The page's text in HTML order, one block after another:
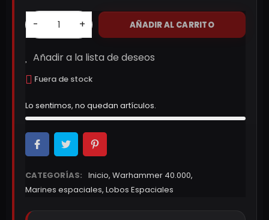
- + AÑADIR AL CARRITO
Añadir a la lista de deseos
Fuera de stock
Lo sentimos, no quedan artículos.
CATEGORÍAS: Inicio, Warhammer 40.000,
Marines espaciales, Lobos Espaciales